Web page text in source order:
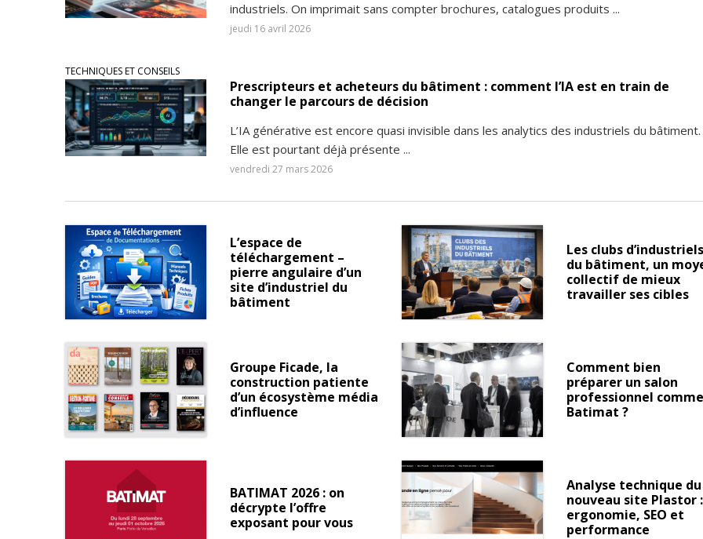
industriels. On imprimait sans compter brochures, catalogues produits ...
jeudi 16 avril 2026
TECHNIQUES ET CONSEILS
Prescripteurs et acheteurs du bâtiment : comment l’IA est en train de
changer le parcours de décision
L’IA générative est encore quasi invisible dans les analytics des industriels du bâtiment.
Elle est pourtant déjà présente ...
vendredi 27 mars 2026
L’espace de
téléchargement –
pierre angulaire d’un
site d’industriel du
bâtiment
Les clubs d’industriels
du bâtiment, un
collectif de mieux
travailler ses cibles
Groupe Ficade, la
construction patiente
d’un écosystème média
d’influence
Comment bien
préparer un salon
professionnel comme
Batimat ?
BATIMAT 2026 : on
décrypte l’offre
exposant pour vous
Analyse technique du
nouveau site Plastor :
ergonomie, SEO et
performance